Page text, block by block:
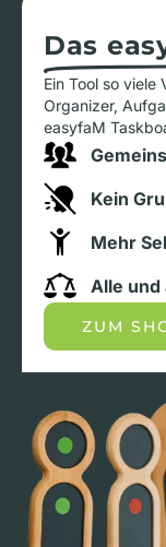
Das
Ein Tool so viele
Organizer,
easyfaM
Kein
Mehr
Alle und
ZUM